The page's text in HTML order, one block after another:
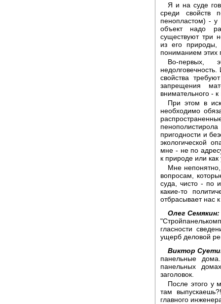
Я и на суде
среди свойств
пенопластом) - у
объект надо
существуют три
из его природы,
пониманием этих
Во-первых,
недолговечность.
свойства
запрещения
внимательного -
При этом в
необходимо
пригодности и
экологической
мне - не по
к природе или
Мне
вопросам,
суда, чисто - по
какие-то
отбрасывает нас
Олег Семякин:
гласности
ущерб деловой
Виктор
панельные
панельных
заголовок.
После этого у
там
главного